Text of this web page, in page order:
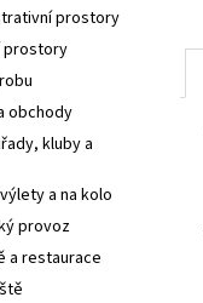
prostory
prostory
obchody
kluby a
a na kolo
provoz
a restaurace